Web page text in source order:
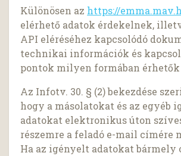
Különösen az https://
elérhető adatok érdekelnek,
API eléréséhez kapcsolódó
technikai információk és
pontok milyen formában érhetők
Az Infotv. 30. § (2) bekezdése
hogy a másolatokat és az egyéb
adatokat elektronikus úton
részemre a feladó e-mail címére
Ha az igényelt adatokat bármely